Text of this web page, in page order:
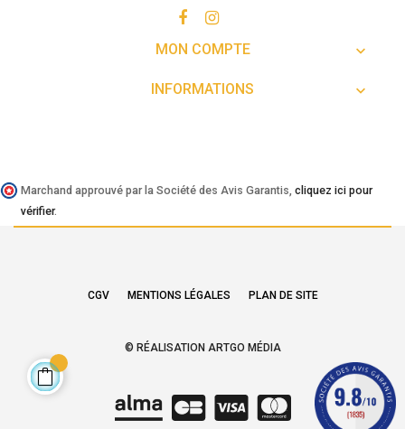
MON COMPTE 
INFORMATIONS 
Marchand approuvé par la Société des Avis Garantis, cliquez ici pour
vérifier.
CGV MENTIONS LÉGALES PLAN DE SITE
© RÉALISATION ARTGO MÉDIA